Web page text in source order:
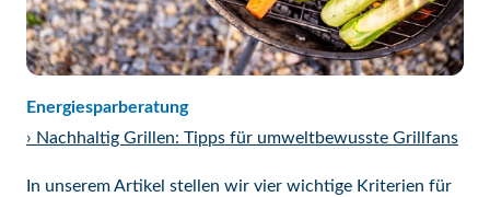
Energiesparberatung
› Nachhaltig Grillen: Tipps für umweltbewusste Grillfans
In unserem Artikel stellen wir vier wichtige Kriterien für